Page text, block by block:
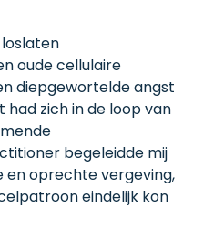
oude cellulaire
diepgewortelde angst
had zich in de loop van
begeleidde mij
en oprechte vergeving,
eindelijk kon